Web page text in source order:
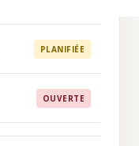
PLANIFIÉE
OUVERTE